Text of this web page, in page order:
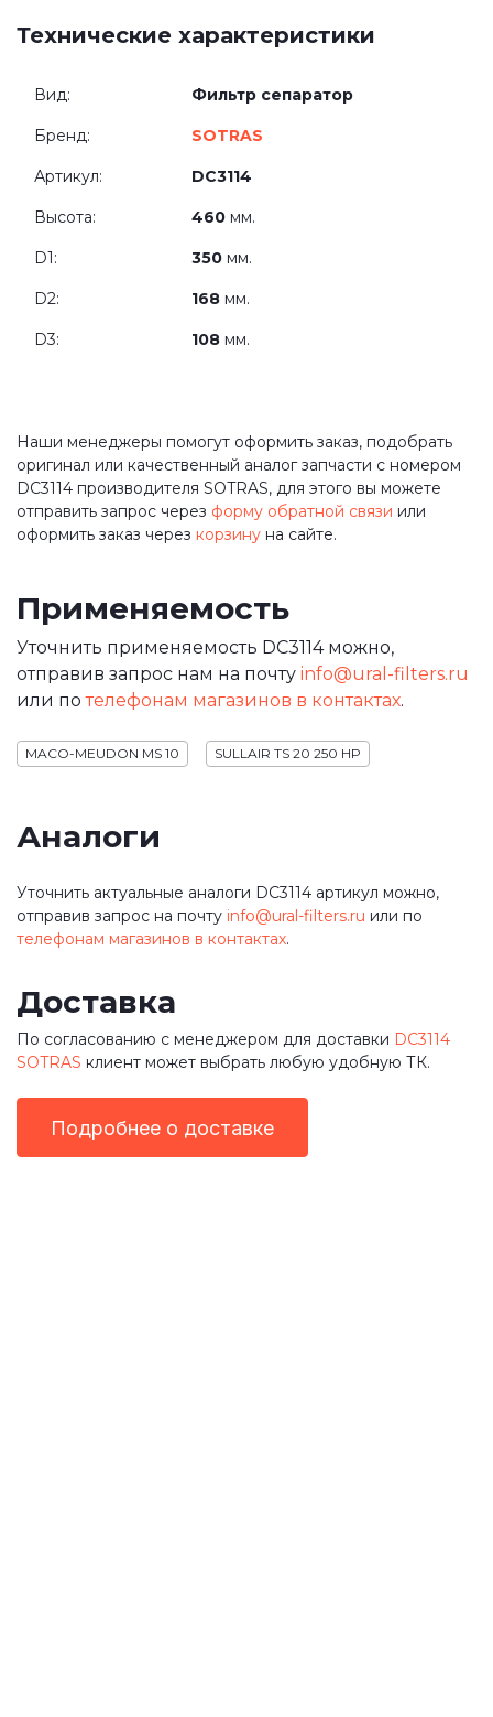
Технические характеристики
Вид: Фильтр сепаратор
Бренд: SOTRAS
Артикул: DC3114
Высота: 460 мм.
D1: 350 мм.
D2: 168 мм.
D3: 108 мм.
Наши менеджеры помогут оформить заказ, подобрать
оригинал или качественный аналог запчасти с номером
DC3114 производителя SOTRAS, для этого вы можете
отправить запрос через форму обратной связи или
оформить заказ через корзину на сайте.
Применяемость
Уточнить применяемость DC3114 можно,
отправив запрос нам на почту info@ural-filters.ru
или потелефонам магазинов в контактах.
MACO-MEUDON MS 10 SULLAIR TS 20 250 HP
Аналоги
Уточнить актуальные аналоги DC3114 артикул можно,
отправив запрос на почту info@ural-filters.ru или по
телефонам магазинов в контактах.
Доставка
По согласованию с менеджером для доставки DC3114
SOTRAS клиент может выбрать любую удобную ТК.
Подробнее о доставке